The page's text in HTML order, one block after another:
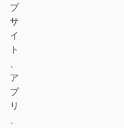
ブ
サ
イ
ト
、
ア
プ
リ
、